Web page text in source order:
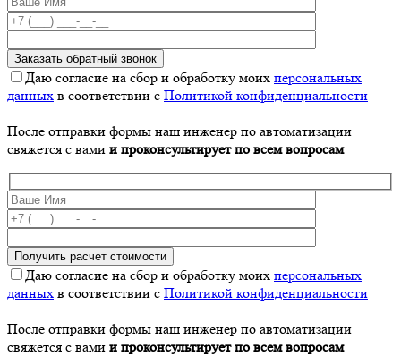
Даю согласие на сбор и обработку моих персональных
данных в соответствии с Политикой конфиденциальности
После отправки формы наш инженер по автоматизации
свяжется с вами и проконсультирует по всем вопросам
Даю согласие на сбор и обработку моих персональных
данных в соответствии с Политикой конфиденциальности
После отправки формы наш инженер по автоматизации
свяжется с вами и проконсультирует по всем вопросам